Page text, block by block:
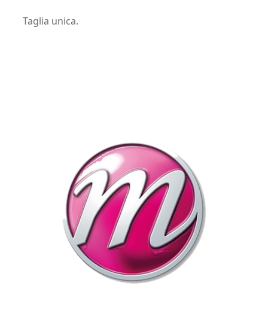
Taglia unica.